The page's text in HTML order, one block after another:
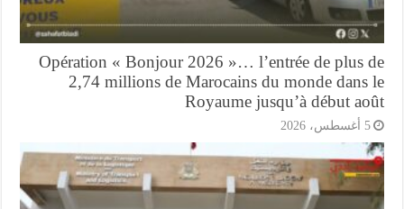
Opération « Bonjour 2026 »… l’entrée de plus
2,74 millions de Marocains du monde
Royaume jusqu’à début